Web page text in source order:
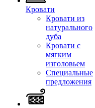
Кровати
Кровати из
натурального
дуба
Кровати с
мягким
изголовьем
Специальные
предложения